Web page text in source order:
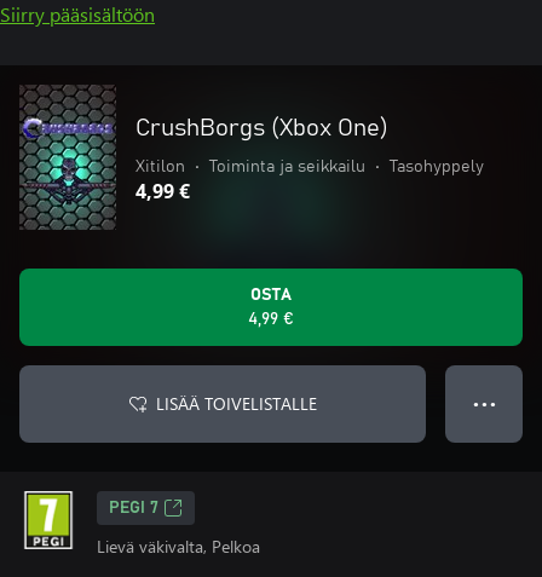
Siirry pääsisältöön
CrushBorgs (Xbox One)
Xitilon • Toiminta ja seikkailu • Tasohyppely
4,99 €
OSTA
4,99 €
LISÄÄ TOIVELISTALLE ● ● ●
PEGI 7
Lievä väkivalta, Pelkoa